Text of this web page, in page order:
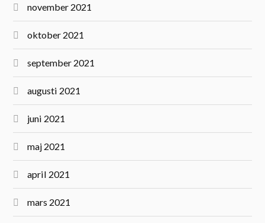
november 2021
oktober 2021
september 2021
augusti 2021
juni 2021
maj 2021
april 2021
mars 2021